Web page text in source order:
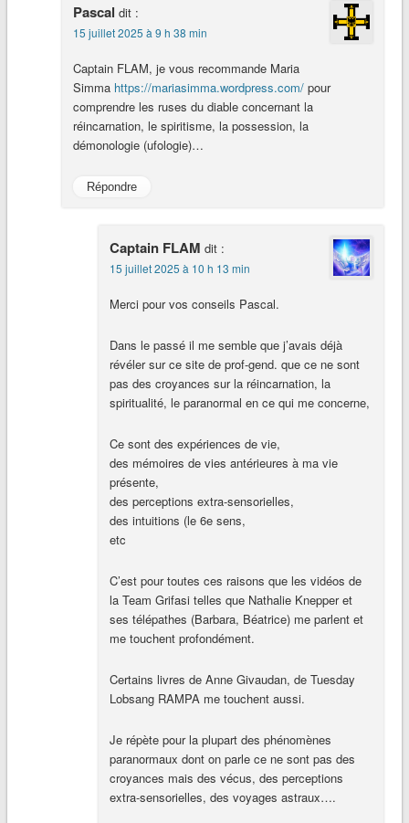
Pascal dit :
15 juillet 2025 à 9 h 38 min
Captain FLAM, je vous recommande Maria
Simma https://mariasimma.wordpress.com/pour
comprendre les ruses du diable concernant la
réincarnation, le spiritisme, la possession, la
démonologie (ufologie)…
Répondre
Captain FLAM dit :
15 juillet 2025 à 10 h 13 min
Merci pour vos conseils Pascal.
Dans le passé il me semble que j’avais déjà
révéler sur ce site de prof-gend. que ce ne sont
pas des croyances sur la réincarnation, la
spiritualité, le paranormal en ce qui me concerne,
Ce sont des expériences de vie,
des mémoires de vies antérieures à ma vie
présente,
des perceptions extra-sensorielles,
des intuitions (le 6e sens,
etc
C’est pour toutes ces raisons que les vidéos de
la Team Grifasi telles que Nathalie Knepper et
ses télépathes (Barbara, Béatrice) me parlent et
me touchent profondément.
Certains livres de Anne Givaudan, de Tuesday
Lobsang RAMPA me touchent aussi.
Je répète pour la plupart des phénomènes
paranormaux dont on parle ce ne sont pas des
croyances mais des vécus, des perceptions
extra-sensorielles, des voyages astraux….